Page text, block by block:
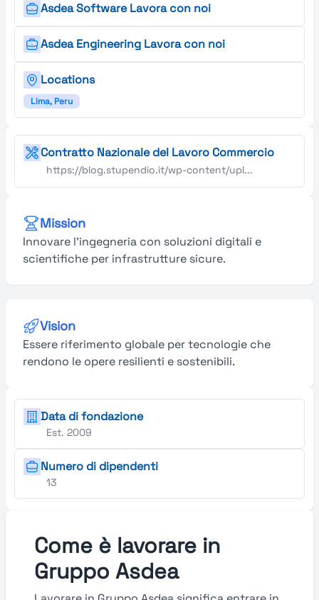
Asdea Software Lavora con noi
Asdea Engineering Lavora con noi
Locations
Lima, Peru
Contratto Nazionale del Lavoro Commercio
https://blog.stupendio.it/wp-content/upl...
Mission
Innovare l’ingegneria con soluzioni digitali e
scientifiche per infrastrutture sicure.
Vision
Essere riferimento globale per tecnologie che
rendono le opere resilienti e sostenibili.
Data di fondazione
Est. 2009
Numero di dipendenti
13
Come è lavorare in
Gruppo Asdea